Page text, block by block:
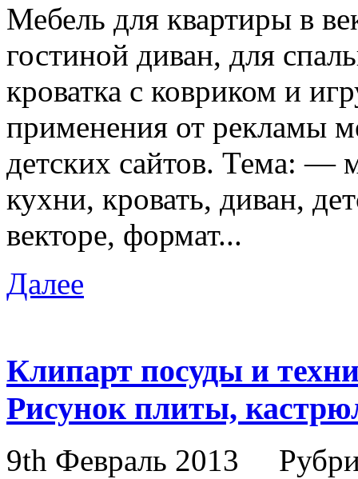
Мебель для квартиры в
гостиной диван, для
кроватка с ковриком и
применения от рекламы
детских сайтов. Тема: —
кухни, кровать, диван,
векторе, формат...
Далее
Клипарт посуды и
Рисунок плиты,
9th Февраль 2013